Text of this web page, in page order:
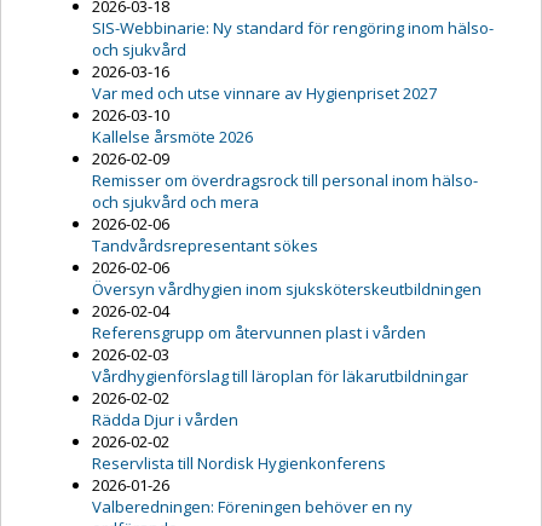
2026-03-18
SIS-Webbinarie: Ny standard för rengöring inom hälso-
och sjukvård
2026-03-16
Var med och utse vinnare av Hygienpriset 2027
2026-03-10
Kallelse årsmöte 2026
2026-02-09
Remisser om överdragsrock till personal inom hälso-
och sjukvård och mera
2026-02-06
Tandvårdsrepresentant sökes
2026-02-06
Översyn vårdhygien inom sjuksköterskeutbildningen
2026-02-04
Referensgrupp om återvunnen plast i vården
2026-02-03
Vårdhygienförslag till läroplan för läkarutbildningar
2026-02-02
Rädda Djur i vården
2026-02-02
Reservlista till Nordisk Hygienkonferens
2026-01-26
Valberedningen: Föreningen behöver en ny